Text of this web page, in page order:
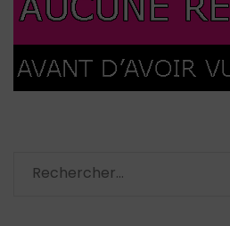
Rechercher :